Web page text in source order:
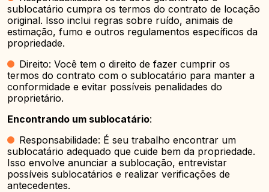
sublocatário cumpra os termos do contrato de locação
original. Isso inclui regras sobre ruído, animais de
estimação, fumo e outros regulamentos específicos da
propriedade.
Direito: Você tem o direito de fazer cumprir os
termos do contrato com o sublocatário para manter a
conformidade e evitar possíveis penalidades do
proprietário.
Encontrando um sublocatário:
Responsabilidade: É seu trabalho encontrar um
sublocatário adequado que cuide bem da propriedade.
Isso envolve anunciar a sublocação, entrevistar
possíveis sublocatários e realizar verificações de
antecedentes.